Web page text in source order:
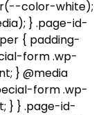
color-white);
} .page-id-
{ padding-
form .wp-
} @media
form .wp-
} } .page-id-